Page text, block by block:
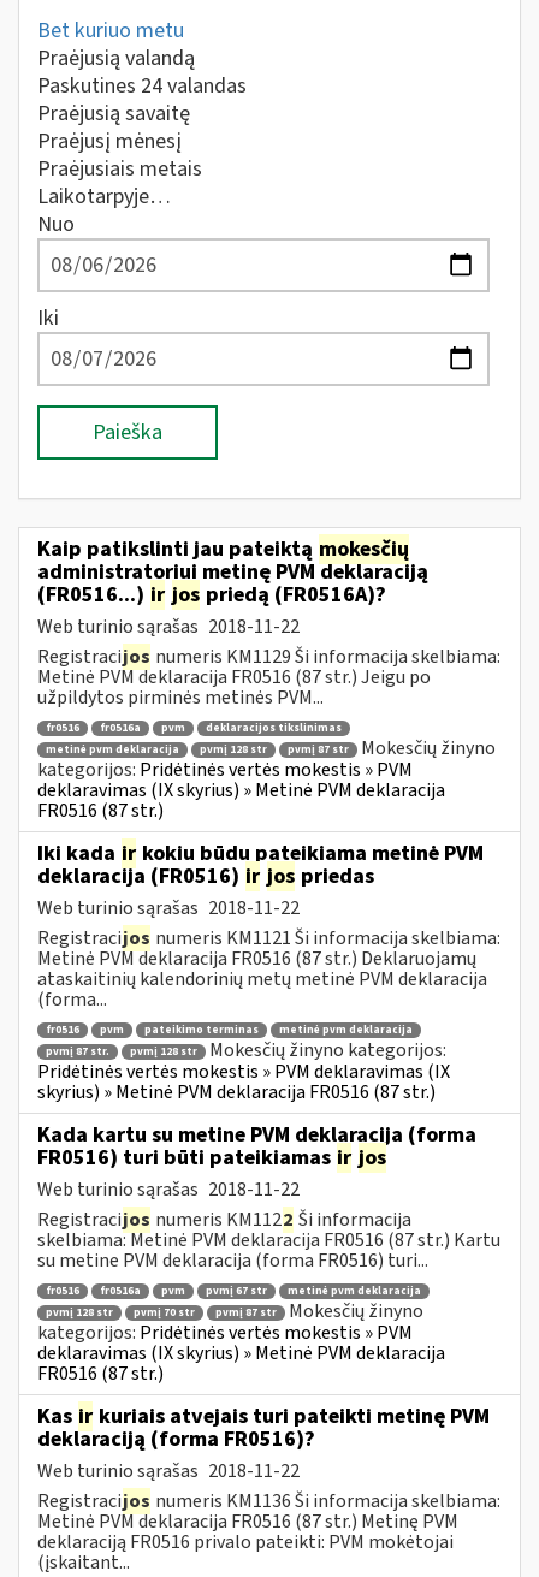
Bet kuriuo metu
Praėjusią valandą
Paskutines 24 valandas
Praėjusią savaitę
Praėjusį mėnesį
Praėjusiais metais
Laikotarpyje…
Nuo
Iki
Paieška
Kaip patikslinti jau pateiktą mokesčių
administratoriui metinę PVM deklaraciją
(FR0516...) ir jos priedą (FR0516A)?
Web turinio sąrašas 2018-11-22
Registracijos numeris KM1129 Ši informacija skelbiama:
Metinė PVM deklaracija FR0516 (87 str.) Jeigu po
užpildytos pirminės metinės PVM...
fr0516 fr0516a pvm
deklaracijos tikslinimas
metinė pvm deklaracija
pvmį 128 str pvmį 87 str
Mokesčių žinyno
kategorijos: Pridėtinės vertės mokestis » PVM
deklaravimas (IX skyrius) » Metinė PVM deklaracija
FR0516 (87 str.)
Iki kada ir kokiu būdu pateikiama metinė PVM
deklaracija (FR0516) ir jos priedas
Web turinio sąrašas 2018-11-22
Registracijos numeris KM1121 Ši informacija skelbiama:
Metinė PVM deklaracija FR0516 (87 str.) Deklaruojamų
ataskaitinių kalendorinių metų metinė PVM deklaracija
(forma...
fr0516 pvm pateikimo terminas
metinė pvm deklaracija
pvmį 87 str.
pvmį 128 str
Mokesčių žinyno kategorijos:
Pridėtinės vertės mokestis » PVM deklaravimas (IX
skyrius) » Metinė PVM deklaracija FR0516 (87 str.)
Kada kartu su metine PVM deklaracija (forma
FR0516) turi būti pateikiamas ir jos
Web turinio sąrašas 2018-11-22
Registracijos numeris KM1122 Ši informacija
skelbiama: Metinė PVM deklaracija FR0516 (87 str.) Kartu
su metine PVM deklaracija (forma FR0516) turi...
fr0516 fr0516a pvm pvmį 67 str
metinė pvm deklaracija
pvmį 128 str
pvmį 70 str pvmį 87 str
Mokesčių žinyno
kategorijos: Pridėtinės vertės mokestis » PVM
deklaravimas (IX skyrius) » Metinė PVM deklaracija
FR0516 (87 str.)
Kas ir kuriais atvejais turi pateikti metinę PVM
deklaraciją (forma FR0516)?
Web turinio sąrašas 2018-11-22
Registracijos numeris KM1136 Ši informacija skelbiama:
Metinė PVM deklaracija FR0516 (87 str.) Metinę PVM
deklaraciją FR0516 privalo pateikti: PVM mokėtojai
(įskaitant...